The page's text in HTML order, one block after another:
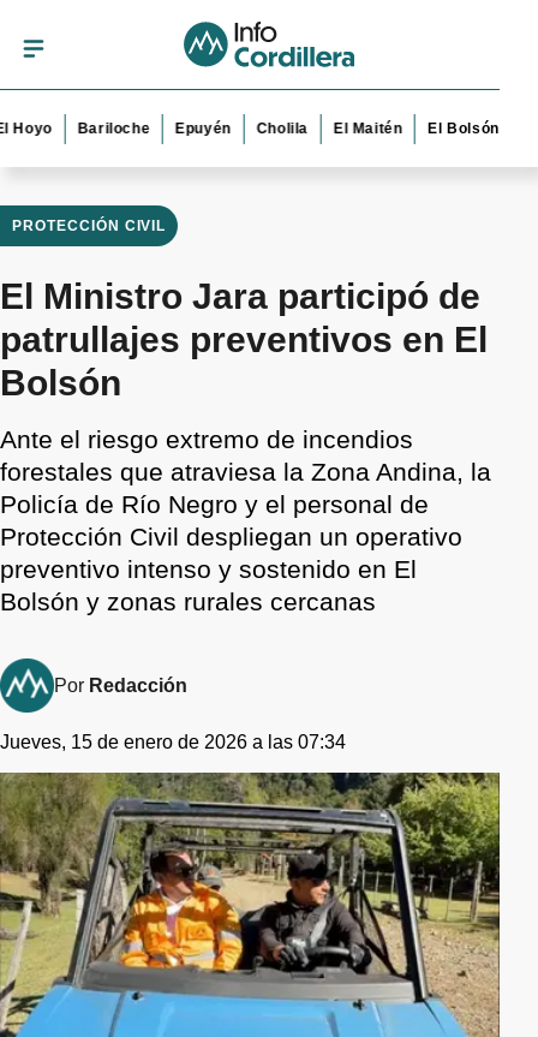
Bariloche Epuyén Cholila El Maitén El Bolsón Esquel
PROTECCIÓN CIVIL
El Ministro Jara participó de
patrullajes preventivos en El
Bolsón
Ante el riesgo extremo de incendios
forestales que atraviesa la Zona Andina, la
Policía de Río Negro y el personal de
Protección Civil despliegan un operativo
preventivo intenso y sostenido en El
Bolsón y zonas rurales cercanas
Por Redacción
Jueves, 15 de enero de 2026 a las 07:34